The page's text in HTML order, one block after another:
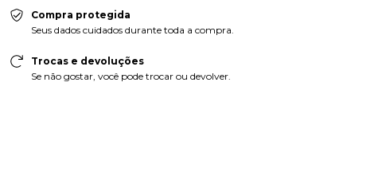
Compra protegida
Seus dados cuidados durante toda a compra.
Trocas e devoluções
Se não gostar, você pode trocar ou devolver.